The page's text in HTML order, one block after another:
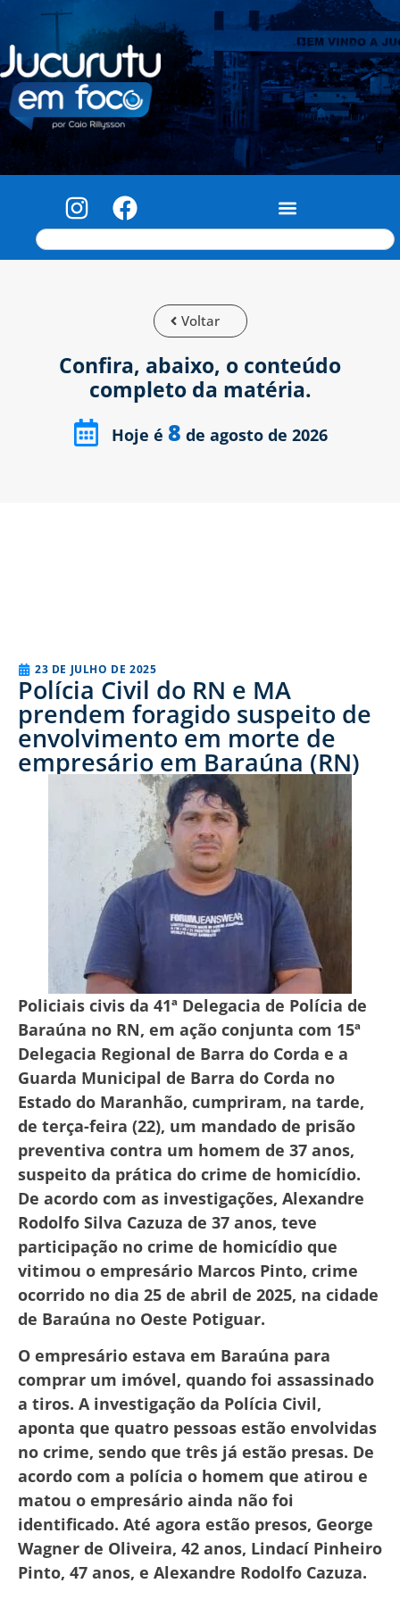
Voltar
Confira, abaixo, o conteúdo
completo da matéria.
Hoje é 8 de agosto de 2026
23 DE JULHO DE 2025
Polícia Civil do RN e MA
prendem foragido suspeito de
envolvimento em morte de
empresário em Baraúna (RN)
Policiais civis da 41ª Delegacia de Polícia de
Baraúna no RN, em ação conjunta com 15ª
Delegacia Regional de Barra do Corda e a
Guarda Municipal de Barra do Corda no
Estado do Maranhão, cumpriram, na tarde,
de terça-feira (22), um mandado de prisão
preventiva contra um homem de 37 anos,
suspeito da prática do crime de homicídio.
De acordo com as investigações, Alexandre
Rodolfo Silva Cazuza de 37 anos, teve
participação no crime de homicídio que
vitimou o empresário Marcos Pinto, crime
ocorrido no dia 25 de abril de 2025, na cidade
de Baraúna no Oeste Potiguar.
O empresário estava em Baraúna para
comprar um imóvel, quando foi assassinado
a tiros. A investigação da Polícia Civil,
aponta que quatro pessoas estão envolvidas
no crime, sendo que três já estão presas. De
acordo com a polícia o homem que atirou e
matou o empresário ainda não foi
identificado. Até agora estão presos, George
Wagner de Oliveira, 42 anos, Lindací Pinheiro
Pinto, 47 anos, e Alexandre Rodolfo Cazuza.